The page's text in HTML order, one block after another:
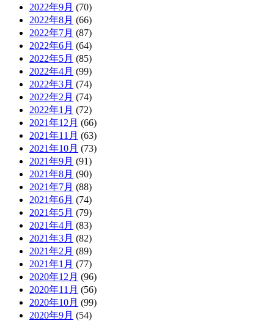
2022年9月 (70)
2022年8月 (66)
2022年7月 (87)
2022年6月 (64)
2022年5月 (85)
2022年4月 (99)
2022年3月 (74)
2022年2月 (74)
2022年1月 (72)
2021年12月 (66)
2021年11月 (63)
2021年10月 (73)
2021年9月 (91)
2021年8月 (90)
2021年7月 (88)
2021年6月 (74)
2021年5月 (79)
2021年4月 (83)
2021年3月 (82)
2021年2月 (89)
2021年1月 (77)
2020年12月 (96)
2020年11月 (56)
2020年10月 (99)
2020年9月 (54)